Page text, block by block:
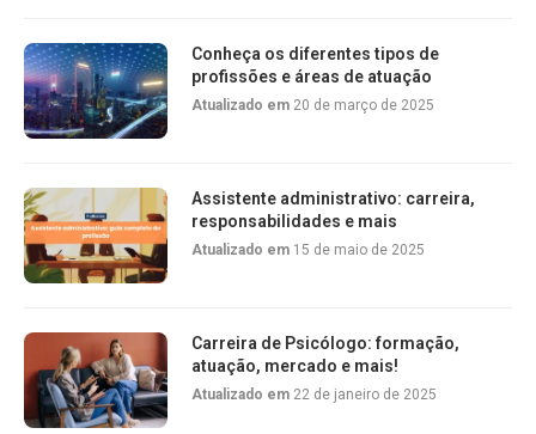
Conheça os diferentes tipos de
profissões e áreas de atuação
Atualizado em 20 de março de 2025
Assistente administrativo: carreira,
responsabilidades e mais
Atualizado em 15 de maio de 2025
Carreira de Psicólogo: formação,
atuação, mercado e mais!
Atualizado em 22 de janeiro de 2025